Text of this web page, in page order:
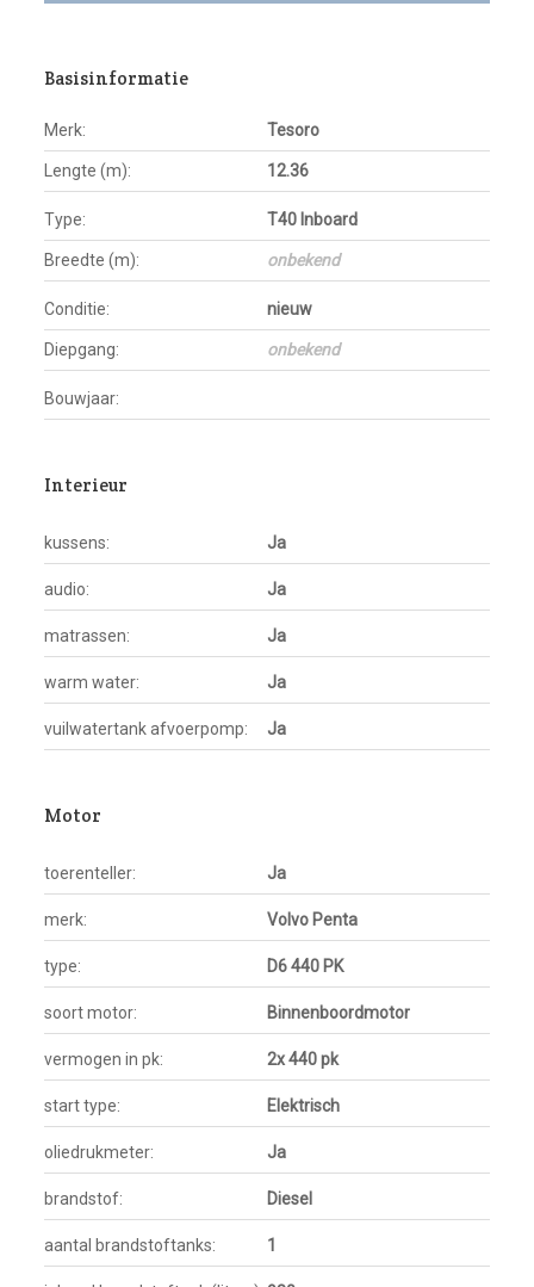
Basisinformatie
Merk: Tesoro
Lengte (m): 12.36
Type: T40 Inboard
Breedte (m): onbekend
Conditie: nieuw
Diepgang: onbekend
Bouwjaar:
Interieur
kussens: Ja
audio: Ja
matrassen: Ja
warm water: Ja
vuilwatertank afvoerpomp: Ja
Motor
toerenteller: Ja
merk: Volvo Penta
type: D6 440 PK
soort motor: Binnenboordmotor
vermogen in pk: 2x 440 pk
start type: Elektrisch
oliedrukmeter: Ja
brandstof: Diesel
aantal brandstoftanks: 1